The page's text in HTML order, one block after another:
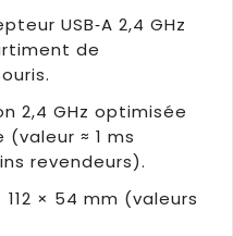
USB‑A 2,4 GHz
de
2,4 GHz optimisée
≈ 1 ms
revendeurs).
112 × 54 mm (valeurs